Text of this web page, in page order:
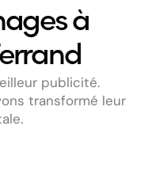
à
publicité.
transformé leur